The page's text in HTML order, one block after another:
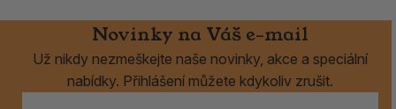
Novinky na Váš e-mail
Už nikdy nezmeškejte naše novinky, akce a speciální
nabídky. Přihlášení můžete kdykoliv zrušit.